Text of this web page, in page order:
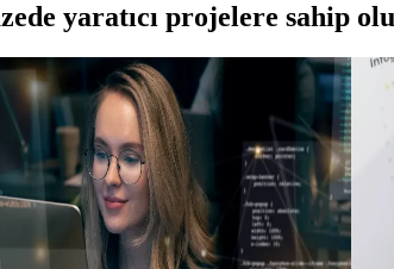
yaratıcı projelere sahip